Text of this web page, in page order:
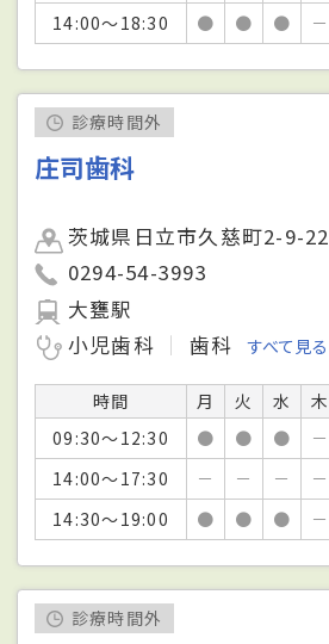
14:00～18:30
● ● ● －
診療時間外
庄司歯科
茨城県日立市久慈町2-9-22
0294-54-3993
大甕駅
小児歯科
歯科 すべて見る
時間 月 火 水 木
09:30～12:30
● ● ● －
14:00～17:30
－ － － －
14:30～19:00
● ● ● －
診療時間外